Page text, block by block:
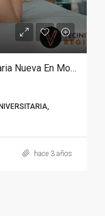
Cami: Jovencita Escort Universitaria Nueva En Monterrey
hace 3 años